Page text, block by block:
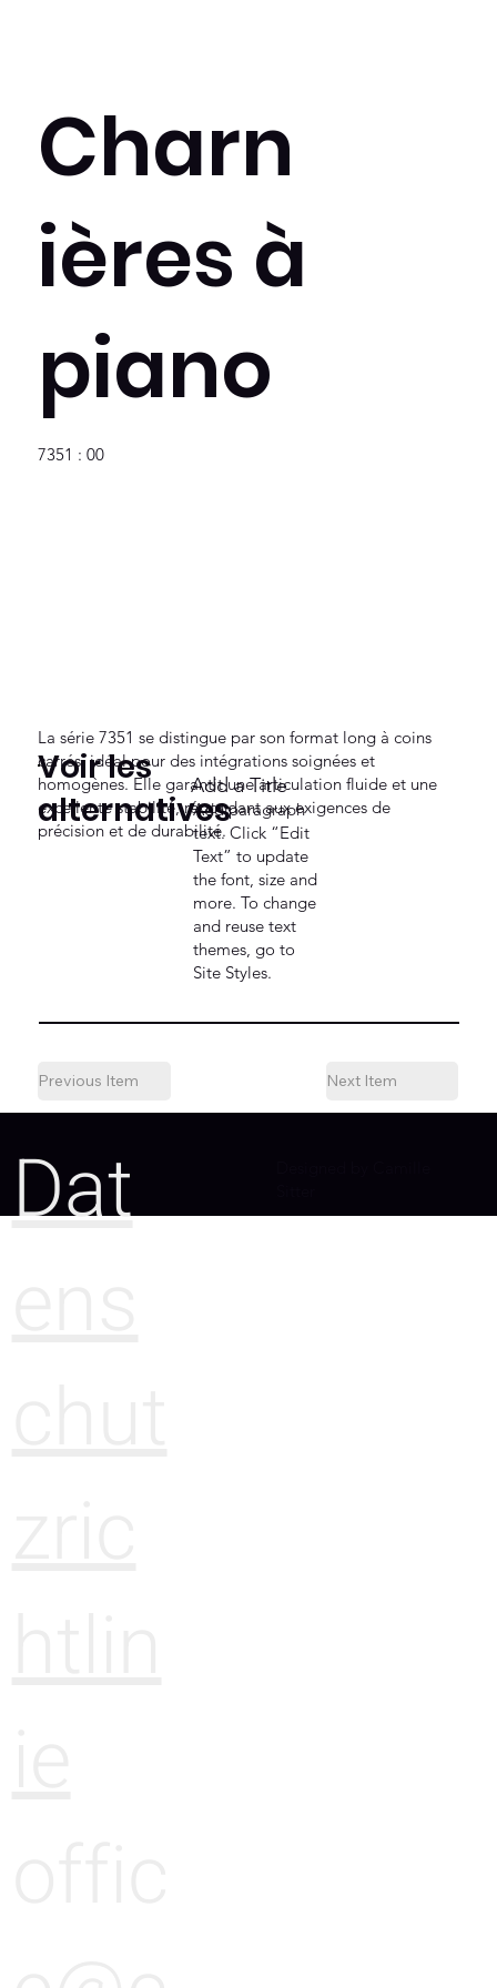
Charn
ières à
piano
7351 : 00
La série 7351 se distingue par son format long à coins
carrés, idéal pour des intégrations soignées et
homogènes. Elle garantit une articulation fluide et une
excellente stabilité, répondant aux exigences de
précision et de durabilité.
Voir les
alternativesAdd paragraph
text. Click “Edit
Text” to update
the font, size and
more. To change
and reuse text
themes, go to
Site Styles.
Add a Title
Previous Item Next Item
Dat